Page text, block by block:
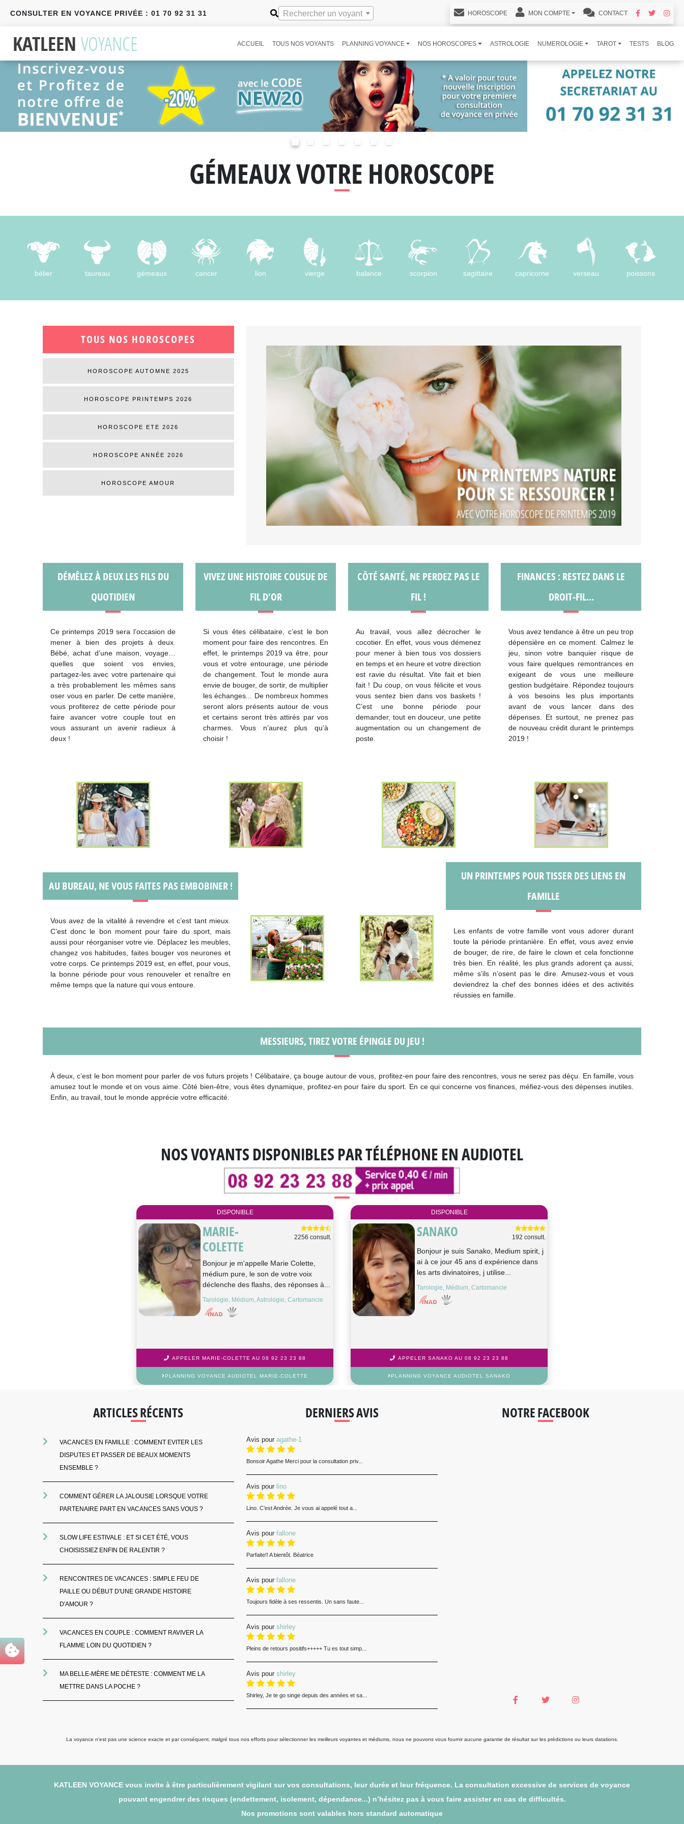
CONSULTER EN VOYANCE PRIVÉE : 01 70 92 31 31 Rechercher un voyant HOROSCOPE MON COMPTE CONTACT
ACCUEIL TOUS NOS VOYANTS PLANNING VOYANCE NOS HOROSCOPES ASTROLOGIE NUMEROLOGIE TAROT TESTS BLOG
GÉMEAUX VOTRE HOROSCOPE
bélier taureau gémeaux cancer lion vierge balance scorpion sagittaire capricorne verseau poissons
TOUS NOS HOROSCOPES
HOROSCOPE AUTOMNE 2025
HOROSCOPE PRINTEMPS 2026
HOROSCOPE ETE 2026
HOROSCOPE ANNÉE 2026
HOROSCOPE AMOUR
DÉMÊLEZ À DEUX LES FILS DU
QUOTIDIEN
Ce printemps 2019 sera l’occasion de
mener à bien des projets à deux.
Bébé, achat d’une maison, voyage…
quelles que soient vos envies,
partagez-les avec votre partenaire qui
a très probablement les mêmes sans
oser vous en parler. De cette manière,
vous profiterez de cette période pour
faire avancer votre couple tout en
vous assurant un avenir radieux à
deux !
VIVEZ UNE HISTOIRE COUSUE DE
FIL D’OR
Si vous êtes célibataire, c’est le bon
moment pour faire des rencontres. En
effet, le printemps 2019 va être, pour
vous et votre entourage, une période
de changement. Tout le monde aura
envie de bouger, de sortir, de multiplier
les échanges... De nombreux hommes
seront alors présents autour de vous
et certains seront très attirés par vos
charmes. Vous n’aurez plus qu’à
choisir !
CÔTÉ SANTÉ, NE PERDEZ PAS LE
FIL !
Au travail, vous allez décrocher le
cocotier. En effet, vous vous démenez
pour mener à bien tous vos dossiers
en temps et en heure et votre direction
est ravie du résultat. Vite fait et bien
fait ! Du coup, on vous félicite et vous
vous sentez bien dans vos baskets !
C’est une bonne période pour
demander, tout en douceur, une petite
augmentation ou un changement de
poste.
FINANCES : RESTEZ DANS LE
DROIT-FIL…
Vous avez tendance à être un peu trop
dépensière en ce moment. Calmez le
jeu, sinon votre banquier risque de
vous faire quelques remontrances en
exigeant de vous une meilleure
gestion budgétaire. Répondez toujours
à vos besoins les plus importants
avant de vous lancer dans des
dépenses. Et surtout, ne prenez pas
de nouveau crédit durant le printemps
2019 !
AU BUREAU, NE VOUS FAITES PAS EMBOBINER !
Vous avez de la vitalité à revendre et c’est tant mieux.
C’est donc le bon moment pour faire du sport, mais
aussi pour réorganiser votre vie. Déplacez les meubles,
changez vos habitudes, faites bouger vos neurones et
votre corps. Ce printemps 2019 est, en effet, pour vous,
la bonne période pour vous renouveler et renaître en
même temps que la nature qui vous entoure.
UN PRINTEMPS POUR TISSER DES LIENS EN
FAMILLE
Les enfants de votre famille vont vous adorer durant
toute la période printanière. En effet, vous avez envie
de bouger, de rire, de faire le clown et cela fonctionne
très bien. En réalité, les plus grands adorent ça aussi,
même s’ils n’osent pas le dire. Amusez-vous et vous
deviendrez la chef des bonnes idées et des activités
réussies en famille.
MESSIEURS, TIREZ VOTRE ÉPINGLE DU JEU !
À deux, c’est le bon moment pour parler de vos futurs projets ! Célibataire, ça bouge autour de vous, profitez-en pour faire des rencontres, vous ne serez pas déçu. En famille, vous
amusez tout le monde et on vous aime. Côté bien-être, vous êtes dynamique, profitez-en pour faire du sport. En ce qui concerne vos finances, méfiez-vous des dépenses inutiles.
Enfin, au travail, tout le monde apprécie votre efficacité.
NOS VOYANTS DISPONIBLES PAR TÉLÉPHONE EN AUDIOTEL
DISPONIBLE
MARIE-
COLETTE
2256 consult.
Bonjour je m'appelle Marie Colette,
médium pure, le son de votre voix
déclenche des flashs, des réponses à...
Tarologie, Médium, Astrologie, Cartomancie
APPELER MARIE-COLETTE AU 08 92 23 23 88
PLANNING VOYANCE AUDIOTEL MARIE-COLETTE
DISPONIBLE
SANAKO 192 consult.
Bonjour je suis Sanako, Medium spirit, j
ai à ce jour 45 ans d expérience dans
les arts divinatoires, j utilise...
Tarologie, Médium, Cartomancie
APPELER SANAKO AU 08 92 23 23 88
PLANNING VOYANCE AUDIOTEL SANAKO
ARTICLES RÉCENTS
VACANCES EN FAMILLE : COMMENT EVITER LES
DISPUTES ET PASSER DE BEAUX MOMENTS
ENSEMBLE ?
COMMENT GÉRER LA JALOUSIE LORSQUE VOTRE
PARTENAIRE PART EN VACANCES SANS VOUS ?
SLOW LIFE ESTIVALE : ET SI CET ÉTÉ, VOUS
CHOISISSIEZ ENFIN DE RALENTIR ?
RENCONTRES DE VACANCES : SIMPLE FEU DE
PAILLE OU DÉBUT D'UNE GRANDE HISTOIRE
D'AMOUR ?
VACANCES EN COUPLE : COMMENT RAVIVER LA
FLAMME LOIN DU QUOTIDIEN ?
MA BELLE-MÈRE ME DÉTESTE : COMMENT ME LA
METTRE DANS LA POCHE ?
DERNIERS AVIS
Avis pour agathe-1
Bonsoir Agathe Merci pour la consultation priv...
Avis pour lino
Lino. C’est Andrée. Je vous ai appelé tout a...
Avis pour fallone
Parfaite!! A bientôt. Béatrice
Avis pour fallone
Toujours fidèle à ses ressentis. Un sans faute...
Avis pour shirley
Pleins de retours positifs+++++ Tu es tout simp...
Avis pour shirley
Shirley, Je te go singe depuis des années et sa...
NOTRE FACEBOOK
La voyance n'est pas une science exacte et par conséquent, malgré tous nos efforts pour sélectionner les meilleurs voyantes et médiums, nous ne pouvons vous fournir aucune garantie de résultat sur les prédictions ou leurs datations.
KATLEEN VOYANCE vous invite à être particulièrement vigilant sur vos consultations, leur durée et leur fréquence. La consultation excessive de services de voyance
pouvant engendrer des risques (endettement, isolement, dépendance...) n’hésitez pas à vous faire assister en cas de difficultés.
Nos promotions sont valables hors standard automatique